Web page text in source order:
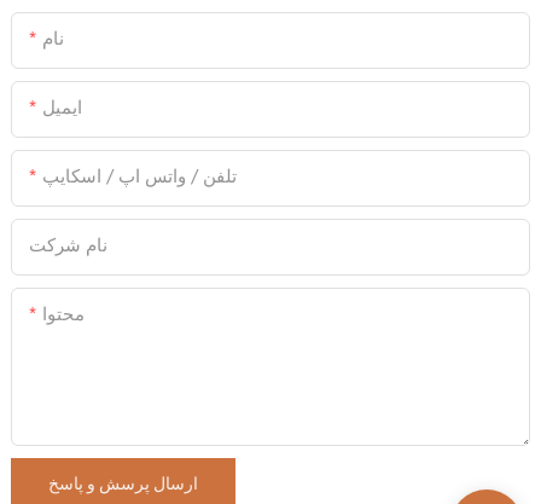
نام
ایمیل
تلفن / واتس اپ / اسکایپ
نام شرکت
محتوا
ارسال پرسش و پاسخ